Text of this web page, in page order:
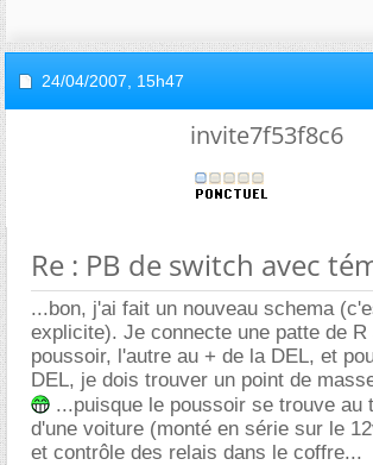
24/04/2007, 15h47
invite7f53f8c6
Re : PB de switch avec
...bon, j'ai fait un nouveau schema
explicite). Je connecte une patte de
poussoir, l'autre au + de la DEL, et
DEL, je dois trouver un point de
...puisque le poussoir se trouve au
d'une voiture (monté en série sur le
et contrôle des relais dans le coffre...